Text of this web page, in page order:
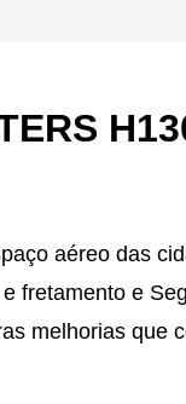
aéreo das
fretamento e
melhorias que